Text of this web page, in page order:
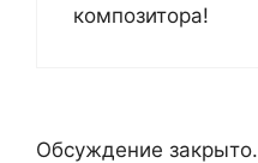
композитора!
Обсуждение закрыто.